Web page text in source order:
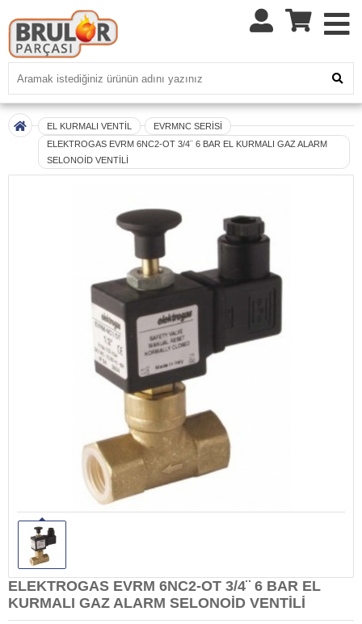
EL KURMALI VENTİL
EVRMNC SERİSİ
ELEKTROGAS EVRM 6NC2-OT 3/4¨ 6 BAR EL KURMALI GAZ ALARM
SELONOİD VENTİLİ
ELEKTROGAS EVRM 6NC2-OT 3/4¨ 6 BAR EL
KURMALI GAZ ALARM SELONOİD VENTİLİ